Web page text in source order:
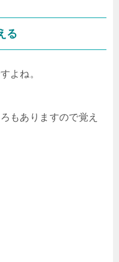
る
よね。
もありますので覚え